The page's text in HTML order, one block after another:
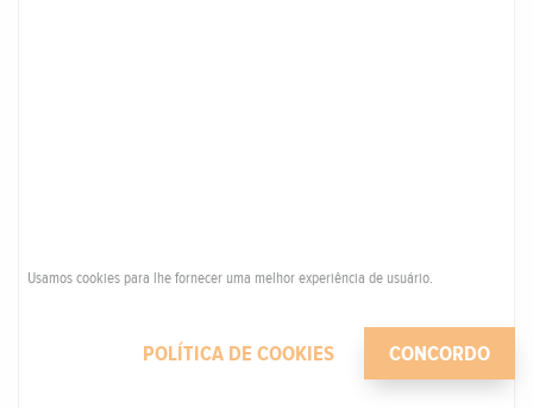
Usamos cookies para lhe fornecer uma melhor experiência de usuário.
POLÍTICA DE COOKIES CONCORDO